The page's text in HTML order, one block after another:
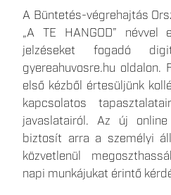
Az elmúlt időszakban
amelyek a börtönökben
intézkedésekkel
hiteles forrásból
szeretnénk adni Önöknek.
A Büntetés-végrehajtás
„A TE HANGOD”
jelzéseket fogadó
gyereahuvosre.hu oldalon.
első kézből értesüljünk
kapcsolatos
javaslatairól. Az új
biztosít arra a személyi
közvetlenül
napi munkájukat érintő
A büntetések, az
kényszerintézkedések és
végrehajtásáról szóló
foglalt
kapcsolattartás
alkalmazás
napjától megváltozik.
Egy 1500 fő
biztonságú, új börtön épül
700 ember számára
térségben.
körletfelügyelői
ezer forintot, a
szakmunkás végzettség.
büntetés végrehajtási
gyereahuvosre.hu-
awww.facebook.com/